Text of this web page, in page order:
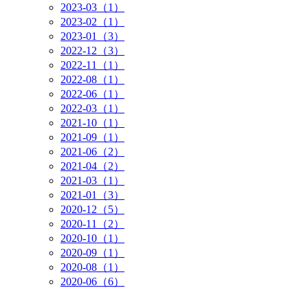
2023-03（1）
2023-02（1）
2023-01（3）
2022-12（3）
2022-11（1）
2022-08（1）
2022-06（1）
2022-03（1）
2021-10（1）
2021-09（1）
2021-06（2）
2021-04（2）
2021-03（1）
2021-01（3）
2020-12（5）
2020-11（2）
2020-10（1）
2020-09（1）
2020-08（1）
2020-06（6）